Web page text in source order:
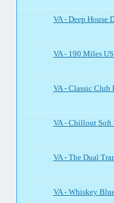
VA - Deep House
VA - 190 Miles
VA - Classic Club
VA - Chillout Soft
VA - The Dual
VA - Whiskey